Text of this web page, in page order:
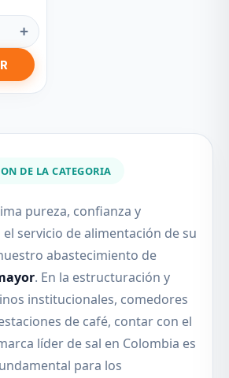
+
DE LA CATEGORIA
pureza, confianza y
servicio de alimentación de su
abastecimiento de
. En la estructuración y
institucionales, comedores
de café, contar con el
líder de sal en Colombia es
para los